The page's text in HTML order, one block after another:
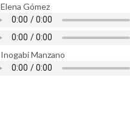
Elena Gómez
Inogabi Manzano